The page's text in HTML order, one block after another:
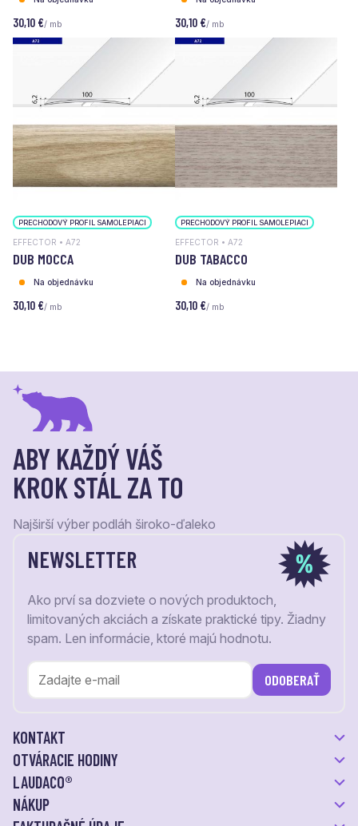
30,10 €/ mb 30,10 €/ mb
PRECHODOVÝ PROFIL SAMOLEPIACI
EFFECTOR • A72
DUB MOCCA
Na objednávku
30,10 €/ mb
PRECHODOVÝ PROFIL SAMOLEPIACI
EFFECTOR • A72
DUB TABACCO
Na objednávku
30,10 €/ mb
ABY KAŽDÝ VÁŠ
KROK STÁL ZA TO
Najširší výber podláh široko-ďaleko
NEWSLETTER
Ako prví sa dozviete o nových produktoch,
limitovaných akciách a získate praktické tipy. Žiadny
spam. Len informácie, ktoré majú hodnotu.
ODOBERAŤ
KONTAKT
OTVÁRACIE HODINY
LAUDACO®
NÁKUP